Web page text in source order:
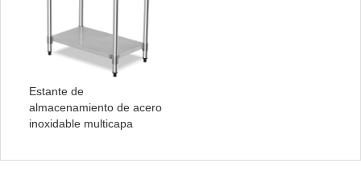
Estante de
almacenamiento de acero
inoxidable multicapa